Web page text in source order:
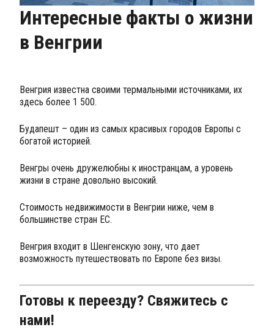
Интересные факты о жизни
в Венгрии
Венгрия известна своими термальными источниками, их
здесь более 1 500.
Будапешт – один из самых красивых городов Европы с
богатой историей.
Венгры очень дружелюбны к иностранцам, а уровень
жизни в стране довольно высокий.
Стоимость недвижимости в Венгрии ниже, чем в
большинстве стран ЕС.
Венгрия входит в Шенгенскую зону, что дает
возможность путешествовать по Европе без визы.
Готовы к переезду? Свяжитесь с
нами!